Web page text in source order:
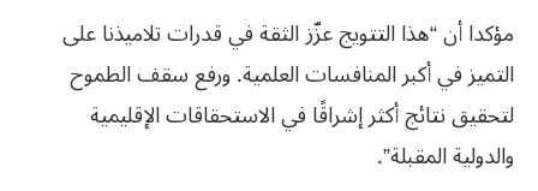
مؤكدا أن “هذا التتويج عزّز الثقة في قدرات تلاميذنا على
التميز في أكبر المنافسات العلمية. ورفع سقف الطموح
لتحقيق نتائج أكثر إشراقًا في الاستحقاقات الإقليمية
والدولية المقبلة”.